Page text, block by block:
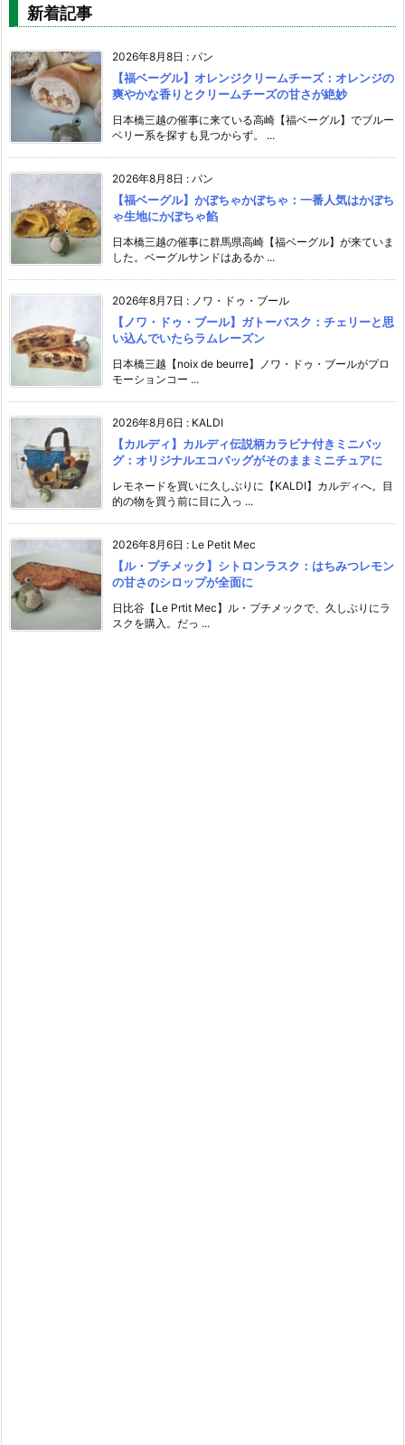
新着記事
2026年8月8日 : パン
【福ベーグル】オレンジクリームチーズ：オレンジの
爽やかな香りとクリームチーズの甘さが絶妙
日本橋三越の催事に来ている高崎【福ベーグル】でブルー
ベリー系を探すも見つからず。 ...
2026年8月8日 : パン
【福ベーグル】かぼちゃかぼちゃ：一番人気はかぼち
ゃ生地にかぼちゃ餡
日本橋三越の催事に群馬県高崎【福ベーグル】が来ていま
した。ベーグルサンドはあるか ...
2026年8月7日 : ノワ・ドゥ・ブール
【ノワ・ドゥ・ブール】ガトーバスク：チェリーと思
い込んでいたらラムレーズン
日本橋三越【noix de beurre】ノワ・ドゥ・ブールがプロ
モーションコー ...
2026年8月6日 : KALDI
【カルディ】カルディ伝説柄カラビナ付きミニバッ
グ：オリジナルエコバッグがそのままミニチュアに
レモネードを買いに久しぶりに【KALDI】カルディへ。目
的の物を買う前に目に入っ ...
2026年8月6日 : Le Petit Mec
【ル・プチメック】シトロンラスク：はちみつレモン
の甘さのシロップが全面に
日比谷【Le Prtit Mec】ル・プチメックで、久しぶりにラ
スクを購入。だっ ...